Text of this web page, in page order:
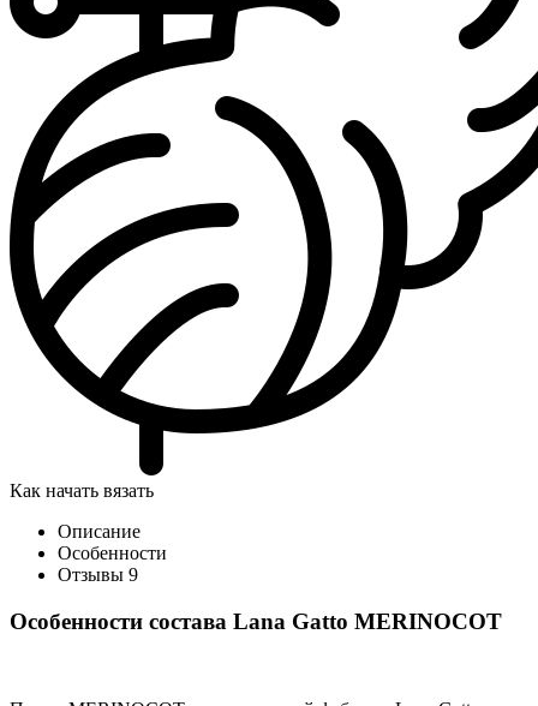
Как начать вязать
Описание
Особенности
Отзывы 9
Особенности состава Lana Gatto MERINOCOT